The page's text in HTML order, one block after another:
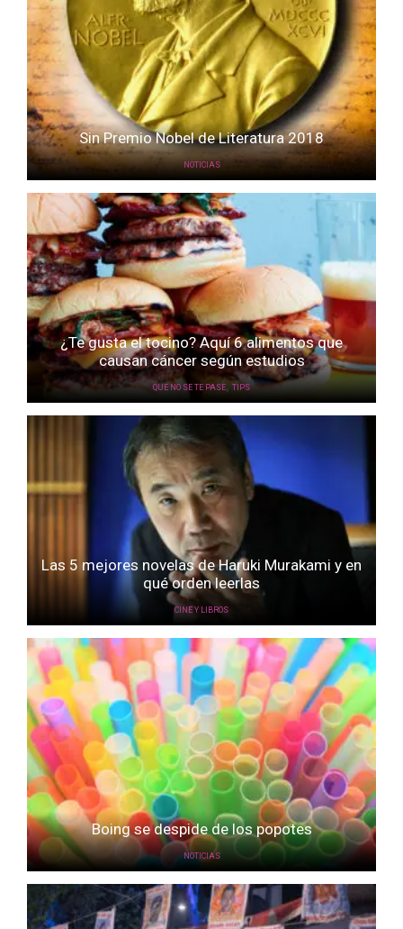
Sin Premio Nobel de Literatura 2018
NOTICIAS
¿Te gusta el tocino? Aquí 6 alimentos que
causan cáncer según estudios
QUE NO SE TE PASE, TIPS
Las 5 mejores novelas de Haruki Murakami y en
qué orden leerlas
CINE Y LIBROS
Boing se despide de los popotes
NOTICIAS